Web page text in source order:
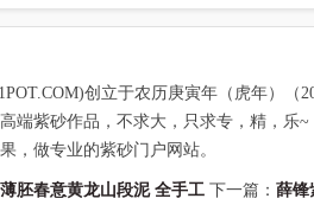
创立于农历庚寅年（虎年）
端紫砂作品，不求大，只求专，精，乐
，做专业的紫砂门户网站。
胚春意黄龙山段泥 全手工 下一篇： 薛锋